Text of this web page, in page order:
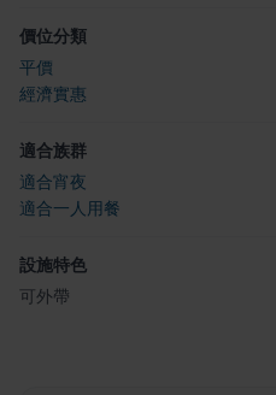
價位分類
平價
經濟實惠
適合族群
適合宵夜
適合一人用餐
設施特色
可外帶